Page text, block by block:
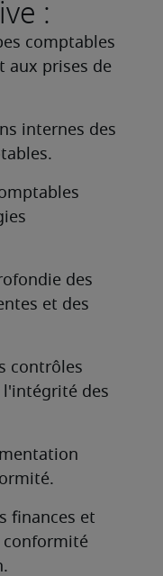
:
comptables
aux prises de
internes des
des
et des
contrôles
l'intégrité des
finances et
conformité